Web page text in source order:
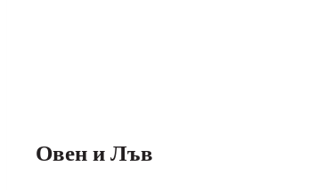
Овен и Лъв